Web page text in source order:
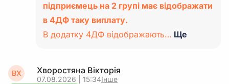
підприємець на 2 групі має відображати
в 4ДФ таку виплату.
В додатку 4ДФ відображають… Ще
ВХ Хворостяна Вікторія
07.08.2026 | 15:34Інше